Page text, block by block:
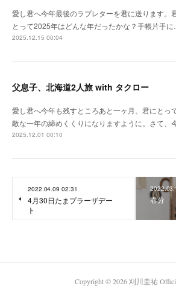
愛し君へ今年最後のラブレターを君に送ります。
とって2025年はどんな年だったかな？手帳片手
2025.12.15 00:04
父息子、北海道2人旅 with タクロー
愛し君へ今年も残すところあと一ヶ月。君にとっ
敵な一年の締めくくりになりますように。さて、
2025.12.01 00:10
2022.04.09 02:31
4月30日たまプラーザデー
ト
春分
Copyright ©2026刈川圭祐